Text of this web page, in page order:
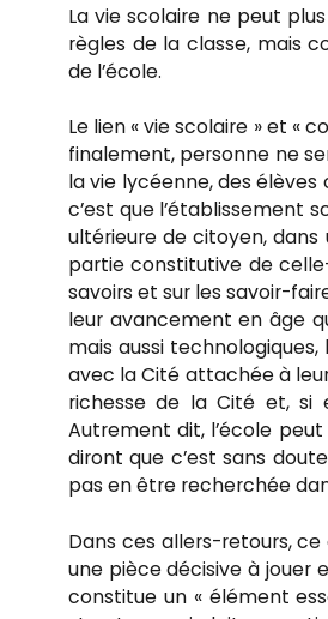
La vie scolaire ne peut
règles de la classe, mais
de l’école.
Le lien « vie scolaire » et «
finalement, personne ne
la vie lycéenne, des
c’est que l’établissement
ultérieure de citoyen,
partie constitutive de
savoirs et sur les savoir-
leur avancement en âge
mais aussi
avec la Cité attachée à
richesse de la Cité et, si
Autrement dit, l’école
diront que c’est sans
pas en être recherchée
Dans ces allers-retours,
une pièce décisive à jouer
constitue un « élément